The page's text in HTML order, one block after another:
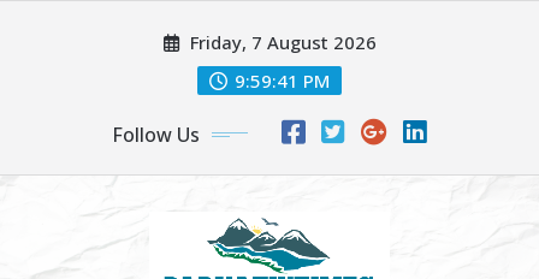
Friday, 7 August 2026
9:59:43 PM
Follow Us